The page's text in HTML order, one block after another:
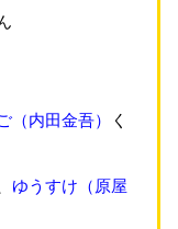
（内田金吾）
く
ゆうすけ （原屋